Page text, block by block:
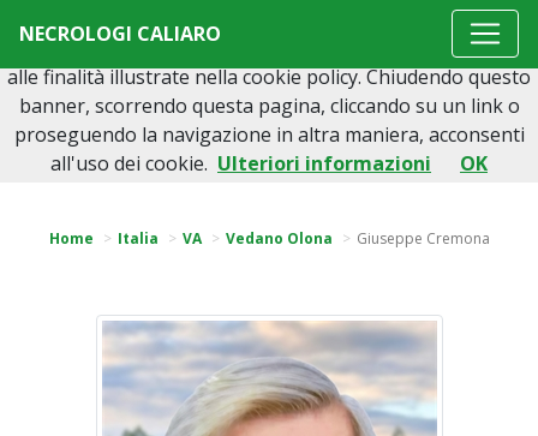
NECROLOGI CALIARO
Torna indietro
Home Italia VA Vedano Olona Giuseppe Cremona
Questo sito o gli strumenti terzi da questo utilizzati si
avvalgono di cookie necessari al funzionamento ed utili
alle finalità illustrate nella cookie policy. Chiudendo questo
banner, scorrendo questa pagina, cliccando su un link o
proseguendo la navigazione in altra maniera, acconsenti
all'uso dei cookie. Ulteriori informazioni OK